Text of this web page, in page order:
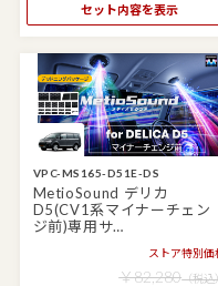
セット内容を表示
VPC-MS165-D51E-DS
MetioSound デリカ
D5(CV1系マイナーチェン
ジ前)専用サ…
ストア特別価
￥82,280（税込